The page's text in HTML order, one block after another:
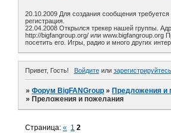
20.10.2009 Для создания сообщения требуется
регистрация.
22.04.2008 Открылся трекер нашей группы.
http://bigfangroup.org/ или www.bigfangroup.org
посетить его. Игры, радио и много других
Привет, Гость! Войдитеили зарегистрируйтесь
»Форум BigFANGroup » Предложения и
» Преложения и пожелания
Страница:« 1 2